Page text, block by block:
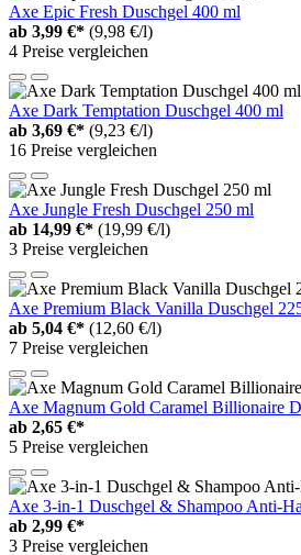
Axe Epic Fresh Duschgel 400 ml
ab 3,99 €* (9,98 €/l)
4 Preise vergleichen
Axe Dark Temptation Duschgel 400 ml
ab 3,69 €* (9,23 €/l)
16 Preise vergleichen
Axe Jungle Fresh Duschgel 250 ml
ab 14,99 €* (19,99 €/l)
3 Preise vergleichen
Axe Premium Black Vanilla Duschgel
ab 5,04 €* (12,60 €/l)
7 Preise vergleichen
Axe Magnum Gold Caramel Billionaire
ab 2,65 €*
5 Preise vergleichen
Axe 3-in-1 Duschgel & Shampoo Anti-
ab 2,99 €*
3 Preise vergleichen